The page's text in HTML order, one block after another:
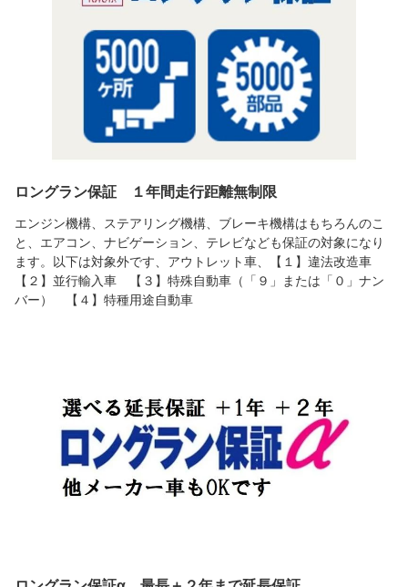
ロングラン保証 １年間走行距離無制限
エンジン機構、ステアリング機構、ブレーキ機構はもちろんのこ
と、エアコン、ナビゲーション、テレビなども保証の対象になり
ます。以下は対象外です、アウトレット車、【１】違法改造車
【２】並行輸入車 【３】特殊自動車（「９」または「０」ナン
バー） 【４】特種用途自動車